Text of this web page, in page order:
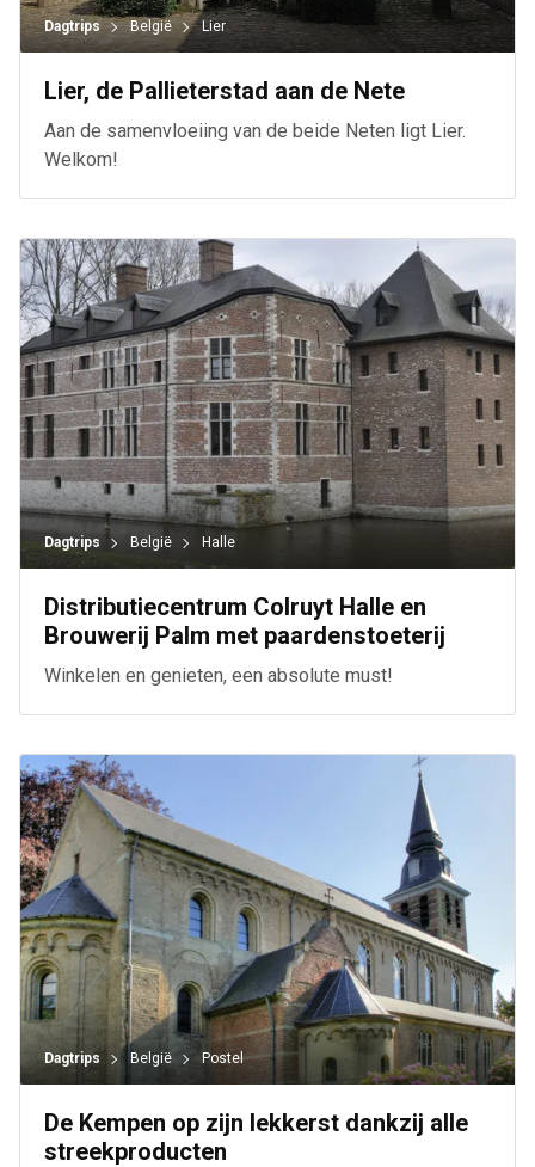
Dagtrips België Lier
Lier, de Pallieterstad aan de Nete
Aan de samenvloeiing van de beide Neten ligt Lier.
Welkom!
Dagtrips België Halle
Distributiecentrum Colruyt Halle en
Brouwerij Palm met paardenstoeterij
Winkelen en genieten, een absolute must!
Dagtrips België Postel
De Kempen op zijn lekkerst dankzij alle
streekproducten